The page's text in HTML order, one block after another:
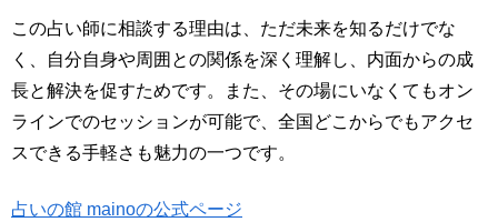
この占い師に相談する理由は、ただ未来を知るだけでな
く、自分自身や周囲との関係を深く理解し、内面からの成
長と解決を促すためです。また、その場にいなくてもオン
ラインでのセッションが可能で、全国どこからでもアクセ
スできる手軽さも魅力の一つです。
占いの館 mainoの公式ページ